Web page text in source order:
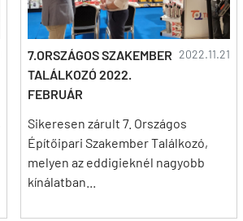
7.ORSZÁGOS SZAKEMBER
TALÁLKOZÓ 2022.
FEBRUÁR
2022.11.21
Sikeresen zárult 7. Országos
Építőipari Szakember Találkozó,
melyen az eddigieknél nagyobb
kínálatban...